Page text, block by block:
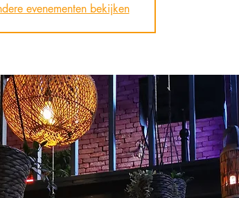
evenementen bekijken